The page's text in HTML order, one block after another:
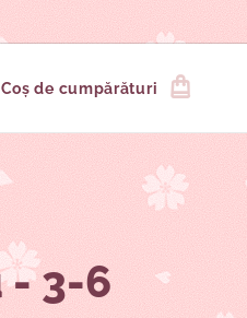
Coș de cumpărături
- 3-6